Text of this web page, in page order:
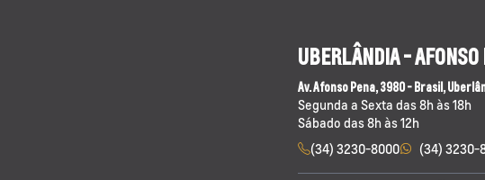
UBERLÂNDIA - AFONSO
Av. Afonso Pena, 3980 - Brasil,
Segunda a Sexta das 8h às 18h
Sábado das 8h às 12h
(34) 3230-8000
(34) 3230-